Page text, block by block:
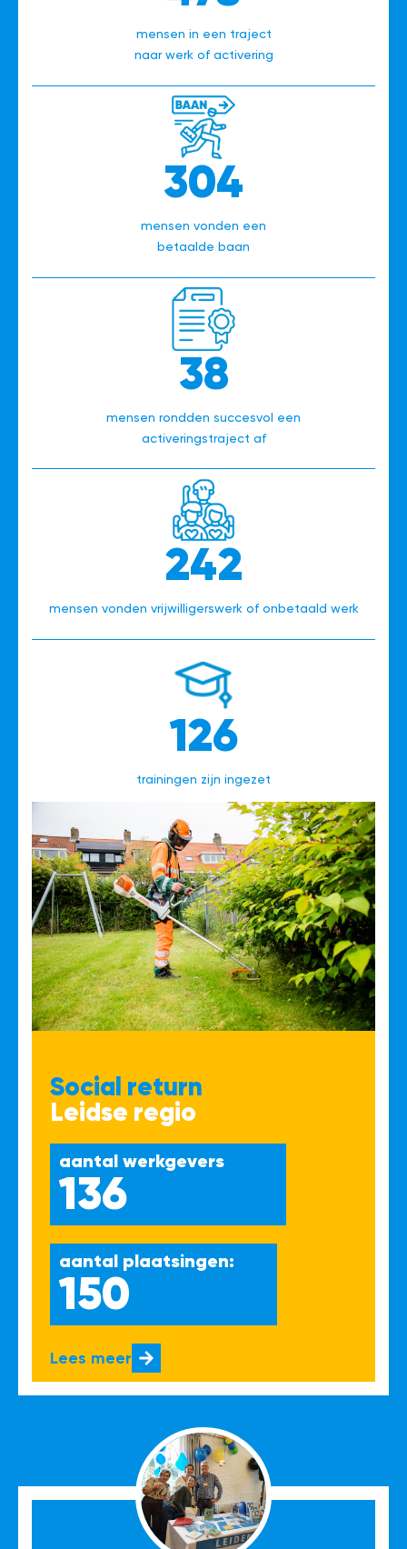
mensen in een traject
naar werk of activering
304
mensen vonden een
betaalde baan
38
mensen rondden succesvol een
activeringstraject af
242
mensen vonden vrijwilligerswerk of onbetaald werk
126
trainingen zijn ingezet
Social return
Leidse regio
aantal werkgevers
136
aantal plaatsingen:
150
Lees meer